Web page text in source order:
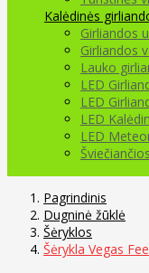
Kalėdinės
Girliandos
Girliandos
Lauko
LED
LED
LED
LED
Pagrindinis
Dugninė žūklė
Šėryklos
Šėrykla Vegas